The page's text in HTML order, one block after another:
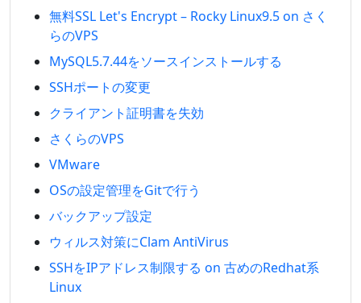
無料SSL Let's Encrypt – Rocky Linux9.5 on さく
らのVPS
MySQL5.7.44をソースインストールする
SSHポートの変更
クライアント証明書を失効
さくらのVPS
VMware
OSの設定管理をGitで行う
バックアップ設定
ウィルス対策にClam AntiVirus
SSHをIPアドレス制限する on 古めのRedhat系
Linux